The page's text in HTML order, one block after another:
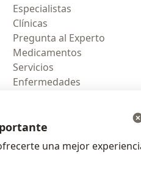
Especialistas
Clínicas
Pregunta al Experto
Medicamentos
Servicios
Enfermedades
se abre en una
se abre en
una mejor